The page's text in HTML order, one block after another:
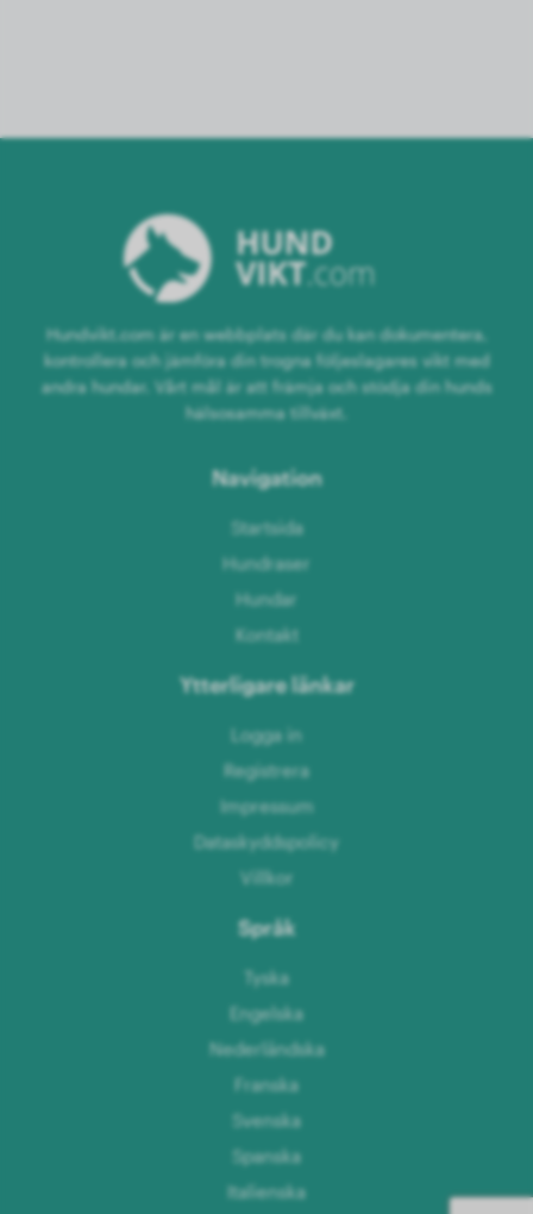
Hundvikt.com är en webbplats där du kan dokumentera,
kontrollera och jämföra din trogna följeslagares vikt med
andra hundar. Vårt mål är att främja och stödja din hunds
hälsosamma tillväxt.
Navigation
Startsida
Hundraser
Hundar
Kontakt
Ytterligare länkar
Logga in
Registrera
Impressum
Dataskyddspolicy
Villkor
Språk
Tyska
Engelska
Nederländska
Franska
Svenska
Spanska
Italienska